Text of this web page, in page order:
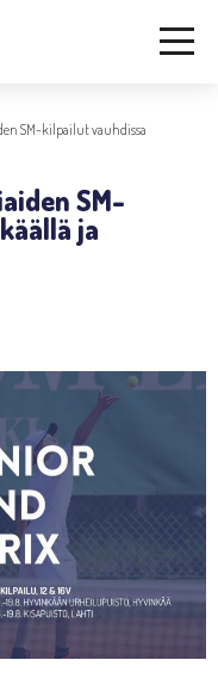
SM-kilpailut vauhdissa
SM-
ja